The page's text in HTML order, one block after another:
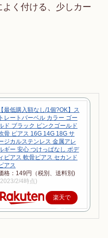
く付ける、少しカー
【最低購入額なし/1個?OK】ス
トレートバーベル カラー ゴー
ド ブラック ピンクゴールド
骨 ピアス 16G 14G 18G サ
ジカルステンレス 金属アレ
ギー 安心 つけっぱなし ボデ
ピアス 軟骨ピアス セカンド
アス
格：149円（税別、送料別)
2/4時点)
楽天で
購入